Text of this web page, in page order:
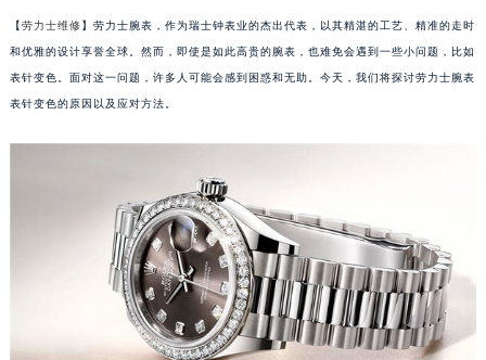
【劳力士维修】劳力士腕表，作为瑞士钟表业的杰出代表，以其精湛的工艺、精准的走时
和优雅的设计享誉全球。然而，即使是如此高贵的腕表，也难免会遇到一些小问题，比如
表针变色。面对这一问题，许多人可能会感到困惑和无助。今天，我们将探讨劳力士腕表
表针变色的原因以及应对方法。